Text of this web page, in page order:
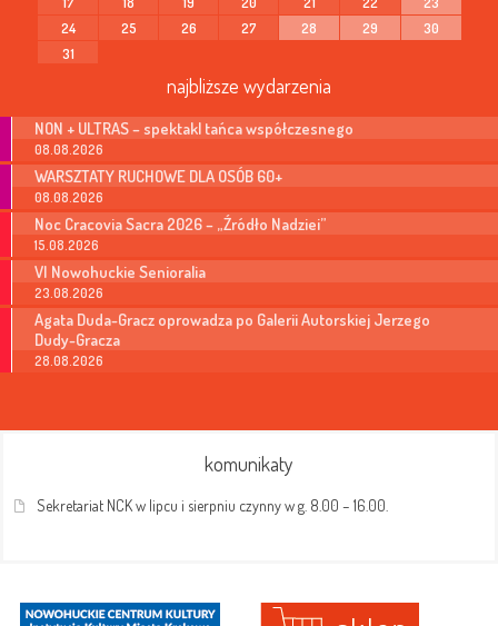
24
25 26 27 28 29
30
31
najbliższe wydarzenia
NON + ULTRAS – spektakl tańca współczesnego
08.08.2026
WARSZTATY RUCHOWE DLA OSÓB 60+
08.08.2026
Noc Cracovia Sacra 2026 – „Źródło Nadziei”
15.08.2026
VI Nowohuckie Senioralia
23.08.2026
Agata Duda-Gracz oprowadza po Galerii Autorskiej Jerzego
Dudy-Gracza
28.08.2026
komunikaty
Sekretariat NCK w lipcu i sierpniu czynny w g. 8.00 – 16.00.